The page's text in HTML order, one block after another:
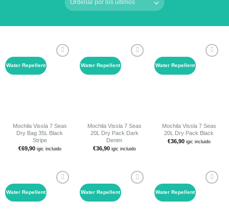
Water Repellent
Mochila Vissla 7 Seas
Dry Bag 35L Black
Stripe
€69,90 igic incluido
Water Repellent
Mochila Vissla 7 Seas
20L Dry Pack Dark
Denim
€36,90 igic incluido
Water Repellent
Mochila Vissla 7 Seas
20L Dry Pack Black
€36,90 igic incluido
Water Repellent Water Repellent Water Repellent